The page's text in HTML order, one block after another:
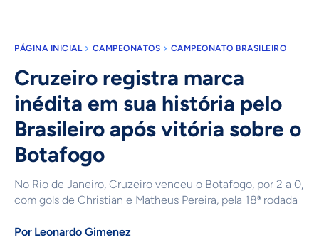
PÁGINA INICIAL CAMPEONATOS CAMPEONATO BRASILEIRO
Cruzeiro registra marca
inédita em sua história pelo
Brasileiro após vitória sobre o
Botafogo
No Rio de Janeiro, Cruzeiro venceu o Botafogo, por 2 a 0,
com gols de Christian e Matheus Pereira, pela 18ª rodada
Por Leonardo Gimenez